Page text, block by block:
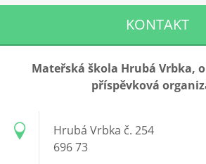
KONTAKT
Mateřská škola Hrubá Vrbka,
příspěvková
Hrubá Vrbka č. 254
696 73